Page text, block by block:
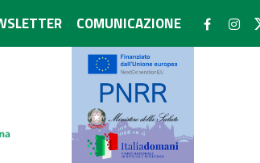
COMUNICAZIONE